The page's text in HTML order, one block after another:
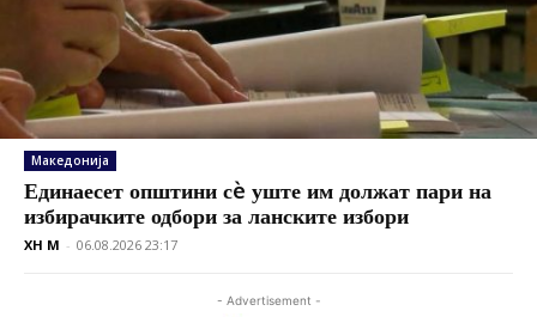
Македонија
Единаесет општини сè уште им должат пари на
избирачките одбори за ланските избори
XH M - 06.08.2026 23:17
- Advertisement -